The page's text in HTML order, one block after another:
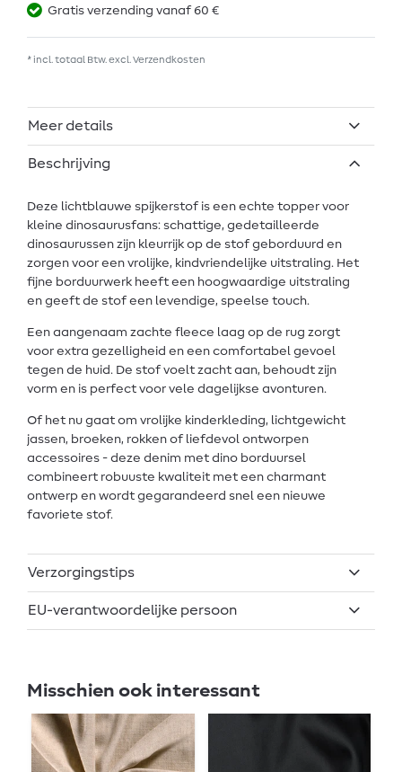
Gratis verzending vanaf 60 €
* incl. totaal Btw. excl. Verzendkosten
Meer details
Beschrijving
Deze lichtblauwe spijkerstof is een echte topper voor
kleine dinosaurusfans: schattige, gedetailleerde
dinosaurussen zijn kleurrijk op de stof geborduurd en
zorgen voor een vrolijke, kindvriendelijke uitstraling. Het
fijne borduurwerk heeft een hoogwaardige uitstraling
en geeft de stof een levendige, speelse touch.
Een aangenaam zachte fleece laag op de rug zorgt
voor extra gezelligheid en een comfortabel gevoel
tegen de huid. De stof voelt zacht aan, behoudt zijn
vorm en is perfect voor vele dagelijkse avonturen.
Of het nu gaat om vrolijke kinderkleding, lichtgewicht
jassen, broeken, rokken of liefdevol ontworpen
accessoires - deze denim met dino borduursel
combineert robuuste kwaliteit met een charmant
ontwerp en wordt gegarandeerd snel een nieuwe
favoriete stof.
Verzorgingstips
EU-verantwoordelijke persoon
Misschien ook interessant